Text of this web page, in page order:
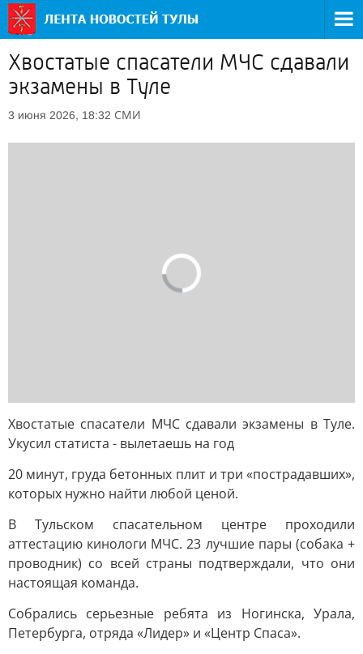
Хвостатые спасатели МЧС сдавали
экзамены в Туле
3 июня 2026, 18:32 СМИ
Хвостатые спасатели МЧС сдавали экзамены в Туле.
Укусил статиста - вылетаешь на год
20 минут, груда бетонных плит и три «пострадавших»,
которых нужно найти любой ценой.
В Тульском спасательном центре проходили
аттестацию кинологи МЧС. 23 лучшие пары (собака +
проводник) со всей страны подтверждали, что они
настоящая команда.
Собрались серьезные ребята из Ногинска, Урала,
Петербурга, отряда «Лидер» и «Центр Спаса».